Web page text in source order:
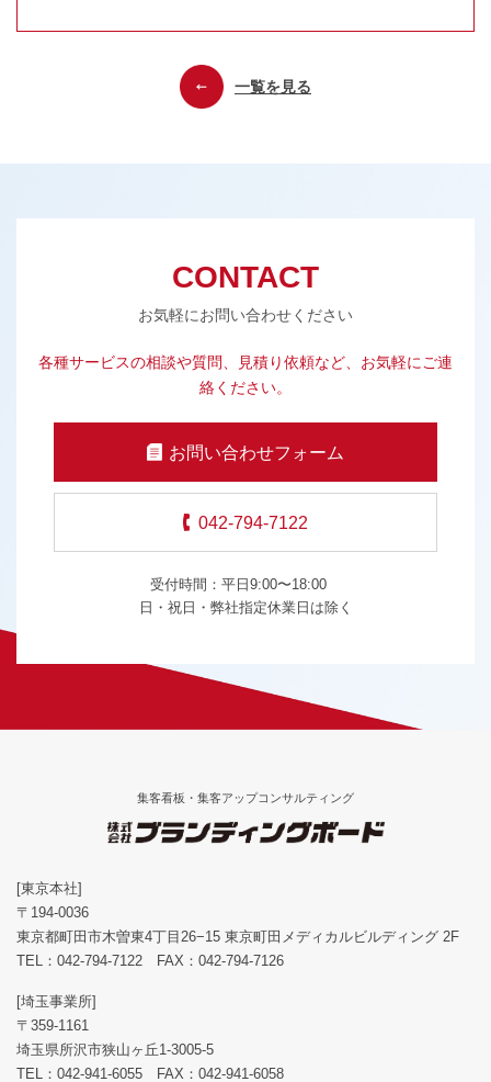
一覧を見る
CONTACT
お気軽にお問い合わせください
各種サービスの相談や質問、見積り依頼など、お気軽にご連
絡ください。
お問い合わせフォーム
042-794-7122
受付時間：平日9:00〜18:00
日・祝日・弊社指定休業日は除く
集客看板・集客アップコンサルティング
[東京本社]
〒194-0036
東京都町田市木曽東4丁目26−15 東京町田メディカルビルディング 2F
TEL： 042-794-7122 FAX：042-794-7126
[埼玉事業所]
〒359-1161
埼玉県所沢市狭山ヶ丘1-3005-5
TEL： 042-941-6055 FAX：042-941-6058